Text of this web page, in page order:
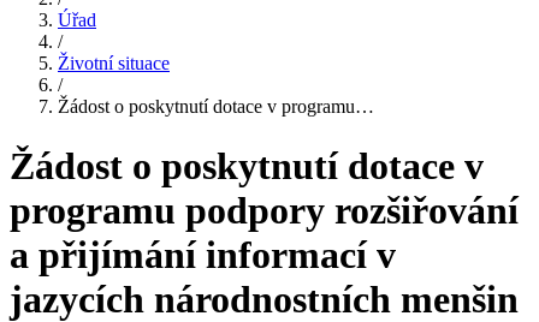
Úřad
/
Životní situace
/
Žádost o poskytnutí dotace v programu…
Žádost o poskytnutí dotace v
programu podpory rozšiřování
a přijímání informací v
jazycích národnostních menšin